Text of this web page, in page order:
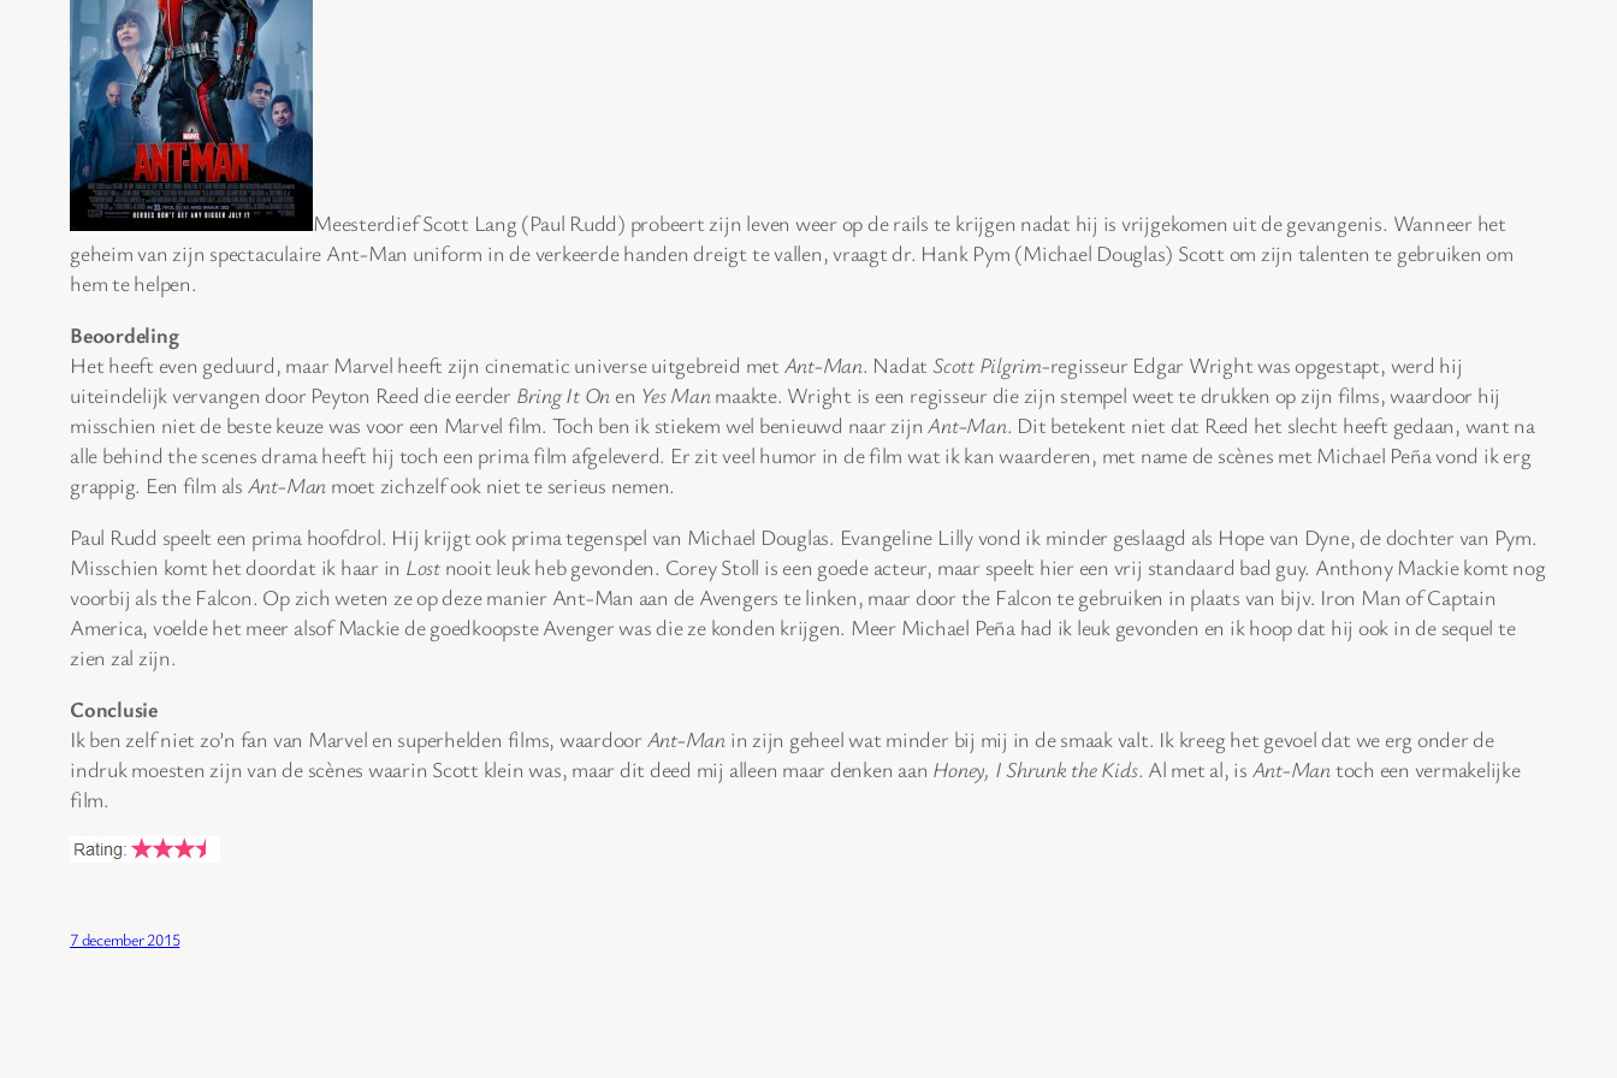
Meesterdief Scott Lang (Paul Rudd) probeert zijn leven weer op de rails te krijgen nadat hij is vrijgekomen uit de gevangenis. Wanneer het
geheim van zijn spectaculaire Ant-Man uniform in de verkeerde handen dreigt te vallen, vraagt dr. Hank Pym (Michael Douglas) Scott om zijn talenten te gebruiken om
hem te helpen.
Beoordeling
Het heeft even geduurd, maar Marvel heeft zijn cinematic universe uitgebreid met Ant-Man. Nadat Scott Pilgrim-regisseur Edgar Wright was opgestapt, werd hij
uiteindelijk vervangen door Peyton Reed die eerder Bring It On en Yes Manmaakte. Wright is een regisseur die zijn stempel weet te drukken op zijn films, waardoor hij
misschien niet de beste keuze was voor een Marvel film. Toch ben ik stiekem wel benieuwd naar zijn Ant-Man. Dit betekent niet dat Reed het slecht heeft gedaan, want na
alle behind the scenes drama heeft hij toch een prima film afgeleverd. Er zit veel humor in de film wat ik kan waarderen, met name de scènes met Michael Peña vond ik erg
grappig. Een film als Ant-Man moet zichzelf ook niet te serieus nemen.
Paul Rudd speelt een prima hoofdrol. Hij krijgt ook prima tegenspel van Michael Douglas. Evangeline Lilly vond ik minder geslaagd als Hope van Dyne, de dochter van Pym.
Misschien komt het doordat ik haar in Lostnooit leuk heb gevonden. Corey Stoll is een goede acteur, maar speelt hier een vrij standaard bad guy. Anthony Mackie komt nog
voorbij als the Falcon. Op zich weten ze op deze manier Ant-Man aan de Avengers te linken, maar door the Falcon te gebruiken in plaats van bijv. Iron Man of Captain
America, voelde het meer alsof Mackie de goedkoopste Avenger was die ze konden krijgen. Meer Michael Peña had ik leuk gevonden en ik hoop dat hij ook in de sequel te
zien zal zijn.
Conclusie
Ik ben zelf niet zo’n fan van Marvel en superhelden films, waardoor Ant-Man in zijn geheel wat minder bij mij in de smaak valt. Ik kreeg het gevoel dat we erg onder de
indruk moesten zijn van de scènes waarin Scott klein was, maar dit deed mij alleen maar denken aan Honey, I Shrunk the Kids. Al met al, is Ant-Mantoch een vermakelijke
film.
7 december 2015